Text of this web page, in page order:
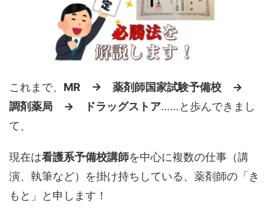
これまで、 MR → 薬剤師国家試験予備校 →
調剤薬局 → ドラッグストア……と歩んできまし
て、
現在は看護系予備校講師を中心に複数の仕事（講
演、執筆など）を掛け持ちしている、薬剤師の「き
もと」と申します！